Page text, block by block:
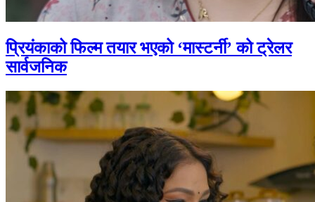
प्रियंकाको फिल्म तयार भएको ‘मास्टर्नी’ को ट्रेलर
सार्वजनिक